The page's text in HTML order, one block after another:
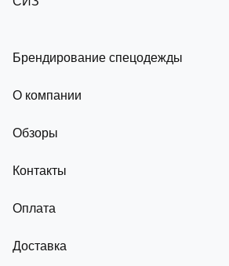
Брендирование спецодежды
О компании
Обзоры
Контакты
Оплата
Доставка